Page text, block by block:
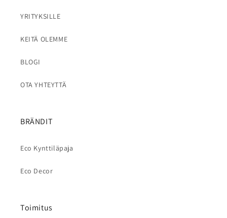
YRITYKSILLE
KEITÄ OLEMME
BLOGI
OTA YHTEYTTÄ
BRÄNDIT
Eco Kynttiläpaja
Eco Decor
Toimitus